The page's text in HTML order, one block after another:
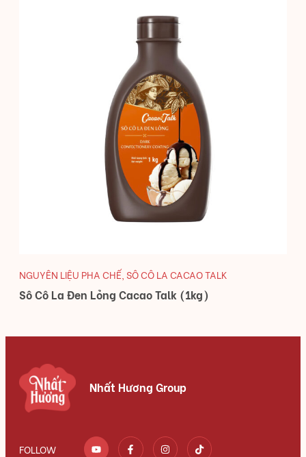
NGUYÊN LIỆU PHA CHẾ SÔ CÔ LA CACAO TALK
Sô Cô La Đen Lỏng Cacao Talk (1kg)
Nhất Hương Group
FOLLOW